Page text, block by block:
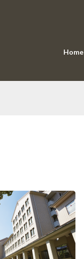
Home